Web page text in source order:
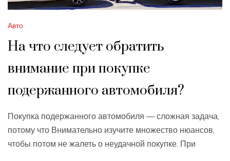
Авто
На что следует обратить
внимание при покупке
подержанного автомобиля?
Покупка подержанного автомобиля — сложная задача,
потому что Внимательно изучите множество нюансов,
чтобы потом не жалеть о неудачной покупке. При